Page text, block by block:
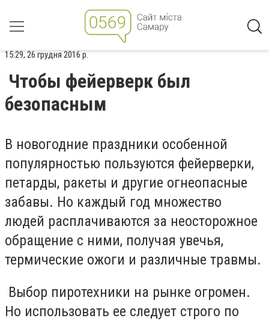
15:29, 26 грудня 2016 р.
Чтобы фейерверк был
безопасным
В новогодние праздники особенной
популярностью пользуются фейерверки,
петарды, ракеты и другие огнеопасные
забавы. Но каждый год множество
людей расплачиваются за неосторожное
обращение с ними, получая увечья,
термические ожоги и различные травмы.
Выбор пиротехники на рынке огромен.
Но использовать ее следует строго по